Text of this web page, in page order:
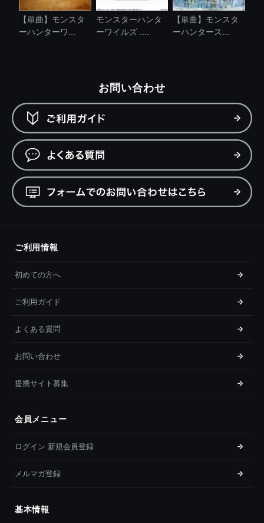
【単曲】モンスタ
ーハンターワ...
モンスターハンタ
ーワイルズ ....
【単曲】モンスタ
ーハンタース...
お問い合わせ
ご利用情報
初めての方へ
ご利用ガイド
よくある質問
お問い合わせ
提携サイト募集
会員メニュー
ログイン 新規会員登録
メルマガ登録
基本情報